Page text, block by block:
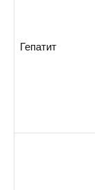
Гепатит